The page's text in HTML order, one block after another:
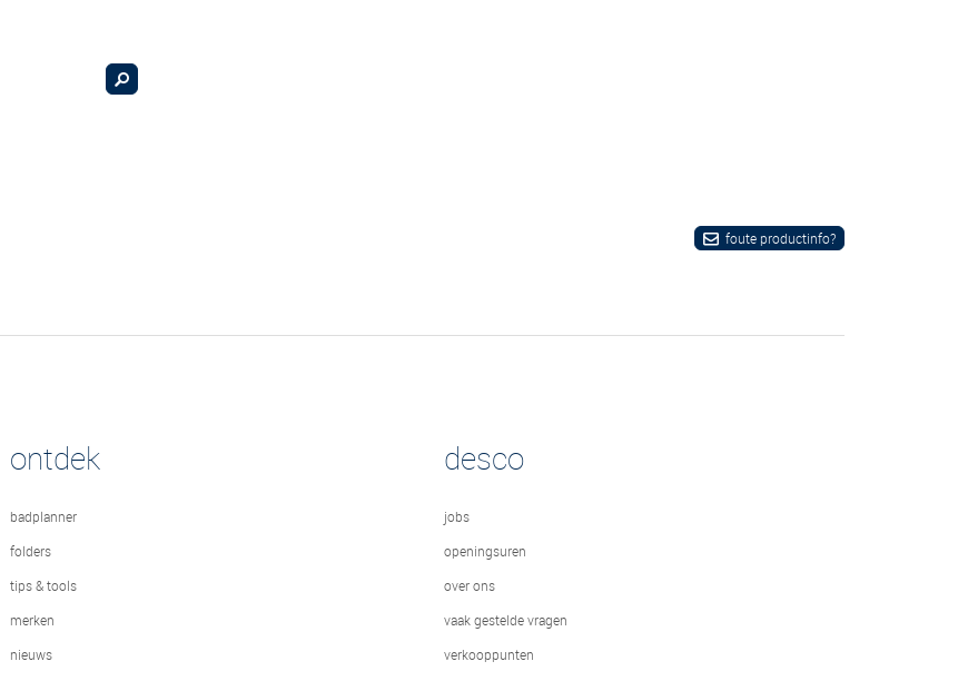
foute productinfo?
ontdek
badplanner
folders
tips & tools
merken
nieuws
desco
jobs
openingsuren
over ons
vaak gestelde vragen
verkooppunten